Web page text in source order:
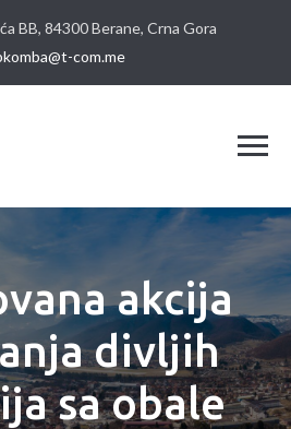
BB, 84300 Berane, Crna Gora
com.me
akcija
divljih
sa obale